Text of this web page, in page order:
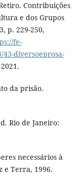
Contribuições
e dos Grupos
p. 229-250,
fe-
diversoeprosa-
da prisão.
Rio de Janeiro:
necessários à
e Terra, 1996.